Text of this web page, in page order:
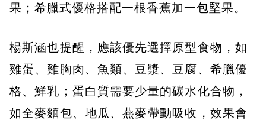
果；希臘式優格搭配一根香蕉加一包堅果。
楊斯涵也提醒，應該優先選擇原型食物，如
雞蛋、雞胸肉、魚類、豆漿、豆腐、希臘優
格、鮮乳；蛋白質需要少量的碳水化合物，
如全麥麵包、地瓜、燕麥帶動吸收，效果會